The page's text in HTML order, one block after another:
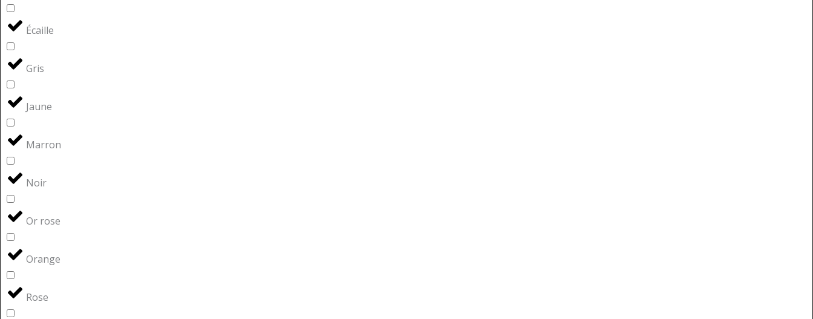
Écaille
Gris
Jaune
Marron
Noir
Or rose
Orange
Rose